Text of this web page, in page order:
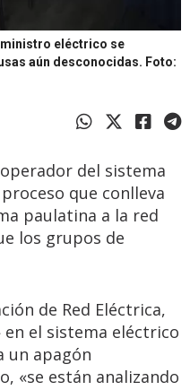
eléctrico se
aún desconocidas. Foto:
del sistema
que conlleva
paulatina a la red
los grupos de
de Red Eléctrica,
el sistema eléctrico
un apagón
«se están analizando